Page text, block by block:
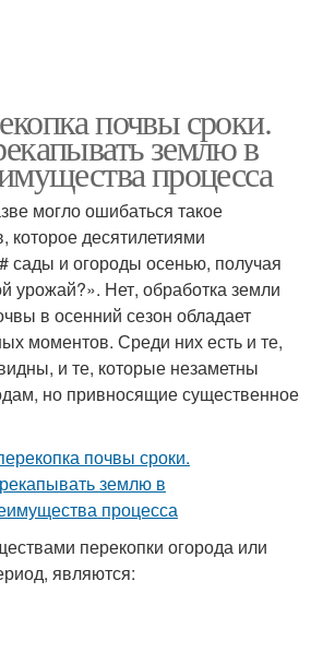
почвы сроки.
землю в
процесса
могло ошибаться такое
которое десятилетиями
сады и огороды осенью, получая
урожай?». Нет, обработка земли
в осенний сезон обладает
моментов. Среди них есть и те,
и те, которые незаметны
но привносящие существенное
перекопки огорода или
являются: